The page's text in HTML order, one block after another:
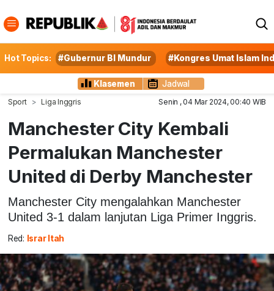
Hot Topics: #Gubernur BI Mundur #Kongres Umat Islam
Klasemen Jadwal
Sport Liga Inggris Senin , 04 Mar 2024, 00:40 WIB
Manchester City Kembali
Permalukan Manchester
United di Derby Manchester
Manchester City mengalahkan Manchester
United 3-1 dalam lanjutan Liga Primer Inggris.
Red: Israr Itah